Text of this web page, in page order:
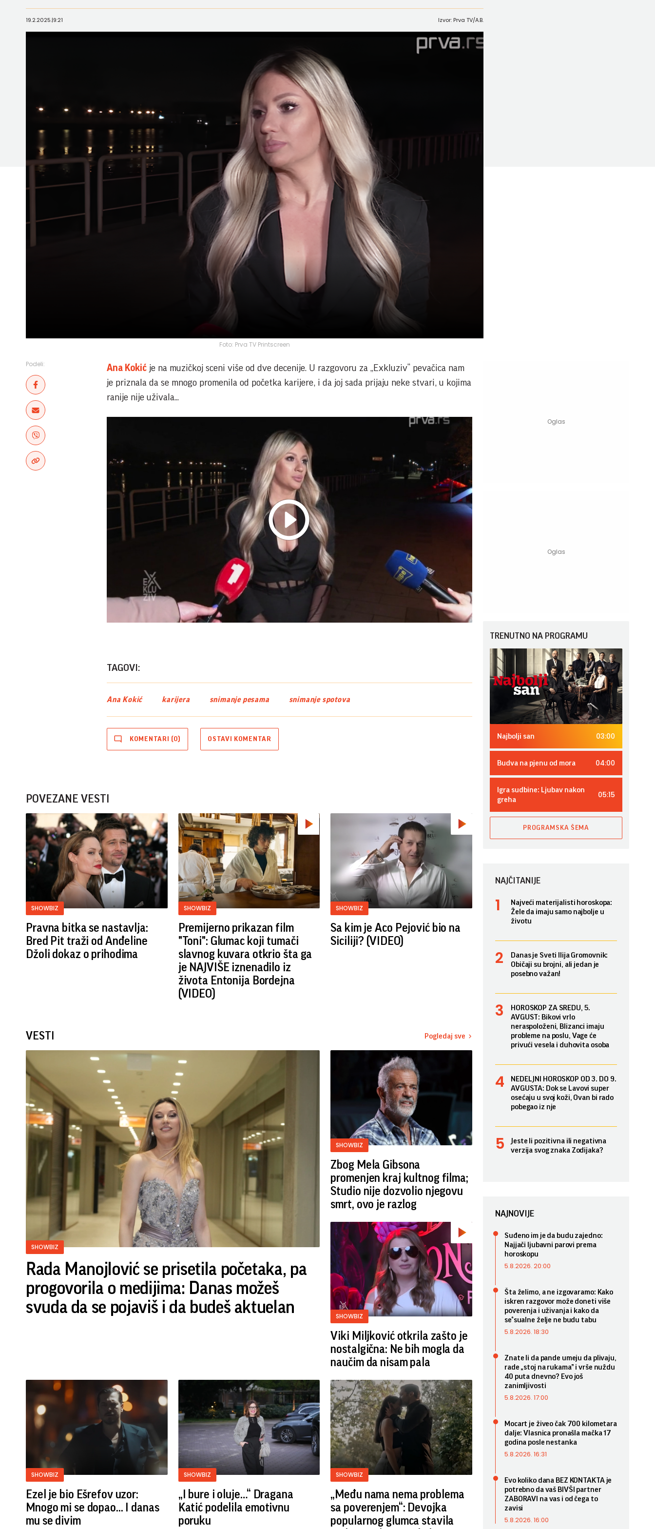
Foto: Prva TV Printscreen
19.2.2025.|9:21 Izvor: Prva TV/A.B.
Podeli: Ana Kokić je na muzičkoj sceni više od dve decenije. U razgovoru za „Exkluziv“ pevačica nam
je priznala da se mnogo promenila od početka karijere, i da joj sada prijaju neke stvari, u kojima
ranije nije uživala...
Play
Video
TAGOVI:
Ana Kokić karijera snimanje pesama snimanje spotova
KOMENTARI (0) OSTAVI KOMENTAR
POVEZANE VESTI
SHOWBIZ
Pravna bitka se nastavlja:
Bred ​​Pit traži od Anđeline
Džoli dokaz o prihodima
SHOWBIZ
Premijerno prikazan film
"Toni": Glumac koji tumači
slavnog kuvara otkrio šta ga
je NAJVIŠE iznenadilo iz
života Entonija Bordejna
(VIDEO)
SHOWBIZ
Sa kim je Aco Pejović bio na
Siciliji? (VIDEO)
VESTI Pogledaj sve
SHOWBIZ
Rada Manojlović se prisetila početaka, pa
progovorila o medijima: Danas možeš
svuda da se pojaviš i da budeš aktuelan
SHOWBIZ
Zbog Mela Gibsona
promenjen kraj kultnog filma;
Studio nije dozvolio njegovu
smrt, ovo je razlog
SHOWBIZ
Viki Miljković otkrila zašto je
nostalgična: Ne bih mogla da
naučim da nisam pala
SHOWBIZ
Ezel je bio Ešrefov uzor:
Mnogo mi se dopao... I danas
mu se divim
SHOWBIZ
„I bure i oluje…“ Dragana
Katić podelila emotivnu
poruku
SHOWBIZ
„Među nama nema problema
sa poverenjem“: Devojka
popularnog glumca stavila
TRENUTNO NA PROGRAMU
Najbolji san 03:00
Budva na pjenu od mora 04:00
Igra sudbine: Ljubav nakon
greha
05:15
PROGRAMSKA ŠEMA
NAJČITANIJE
Najveći materijalisti horoskopa:
Žele da imaju samo najbolje u
životu
Danas je Sveti Ilija Gromovnik:
Običaji su brojni, ali jedan je
posebno važan!
HOROSKOP ZA SREDU, 5.
AVGUST: Bikovi vrlo
neraspoloženi, Blizanci imaju
probleme na poslu, Vage će
privući vesela i duhovita osoba
NEDELJNI HOROSKOP OD 3. DO 9.
AVGUSTA: Dok se Lavovi super
osećaju u svoj koži, Ovan bi rado
pobegao iz nje
Jeste li pozitivna ili negativna
verzija svog znaka Zodijaka?
NAJNOVIJE
Suđeno im je da budu zajedno:
Najjači ljubavni parovi prema
horoskopu
5.8.2026. 20:00
Šta želimo, a ne izgovaramo: Kako
iskren razgovor može doneti više
poverenja i uživanja i kako da
se*sualne želje ne budu tabu
5.8.2026. 18:30
Znate li da pande umeju da plivaju,
rade „stoj na rukama” i vrše nuždu
40 puta dnevno? Evo još
zanimljivosti
5.8.2026. 17:00
Mocart je živeo čak 700 kilometara
dalje: Vlasnica pronašla mačka 17
godina posle nestanka
5.8.2026. 16:31
Evo koliko dana BEZ KONTAKTA je
potrebno da vaš BIVŠI partner
ZABORAVI na vas i od čega to
zavisi
5.8.2026. 16:00